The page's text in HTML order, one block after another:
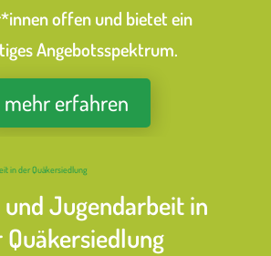
offen und bietet ein
Angebotsspektrum.
mehr erfahren
Jugendarbeit in
Quäkersiedlung